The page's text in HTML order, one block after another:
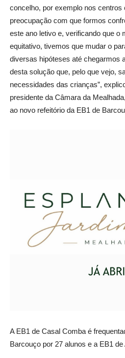
concelho, por exemplo nos
preocupação com que formos
este ano letivo e, verificando que o
equitativo, tivemos que mudar o
diversas hipóteses até chegarmos
desta solução que, pelo que vejo,
necessidades das crianças”,
presidente da Câmara da
ao novo refeitório da EB1 de
A EB1 de Casal Comba é
Barcouço por 27 alunos e a EB1